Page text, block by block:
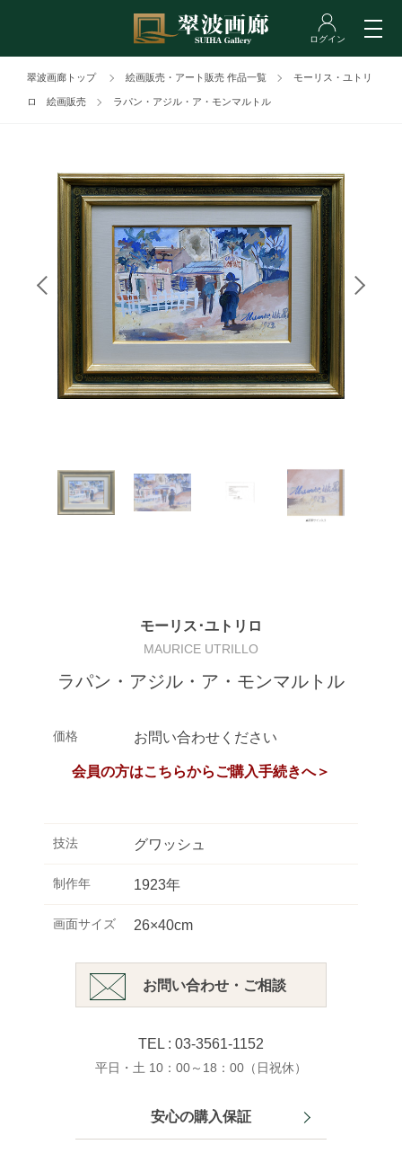
翠波画廊トップ 絵画販売・アート販売 作品一覧 モーリス・ユトリ
ロ 絵画販売 ラパン・アジル・ア・モンマルトル
モーリス･ユトリロ
MAURICE UTRILLO
ラパン・アジル・ア・モンマルトル
価格 お問い合わせください
会員の方はこちらからご購入手続きへ＞
技法 グワッシュ
制作年 1923年
画面サイズ 26×40cm
お問い合わせ・ご相談
TEL : 03-3561-1152
平日・土 10：00～18：00（日祝休）
安心の購入保証